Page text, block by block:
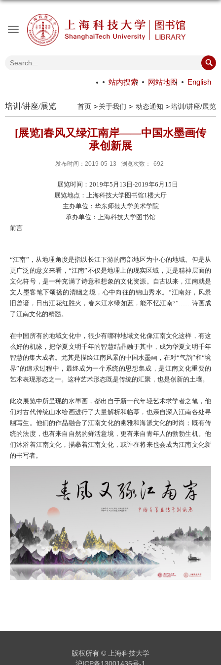
站内搜索 网站地图 English
首页 关于我们 动态通知 培训/讲座/展览
培训/讲座/展览
[展览]春风又绿江南岸——中国水墨画传
承创新展
发布时间：2019-05-13 浏览次数： 692
展览时间： 2019年5 月13 日 -2019年6 月 15 日
展览地点：上海科技大学图书馆1楼大厅
主办单位：华东师范大学美术学院
承办单位：上海科技大学图书馆
前言
“江南”，从地理角度是指以长江下游的南部地区为中心的地域。但是从
更广泛的意义来看，“江南”不仅是地理上的现实区域，更是精神层面的
文化符号，是一种充满了诗意和想象的文化资源。自古以来，江南就是
文人墨客笔下颂扬的清幽之境，心中向往的锦山秀水。“江南好，风景
旧曾谙，日出江花红胜火，春来江水绿如蓝，能不忆江南?”……诗画成
了江南文化的精髓。
在中国所有的地域文化中，很少有哪种地域文化像江南文化这样，有这
么好的机缘，把华夏文明千年的智慧结晶融于其中，成为华夏文明千年
智慧的集大成者。尤其是描绘江南风景的中国水墨画，在对“气韵”和“境
界”的追求过程中，最终成为一个系统的思想集成，是江南文化重要的
艺术表现形态之一。这种艺术形态既是传统的汇聚，也是创新的土壤。
此次展览中所呈现的水墨画，都出自于新一代年轻艺术求学者之笔，他
们对古代传统山水绘画进行了大量解析和临摹，也亲自深入江南各处寻
幽写生。他们的作品融合了江南文化的幽雅和海派文化的时尚；既有传
统的法度，也有来自自然的鲜活意境，更有来自青年人的勃勃生机。他
们沐浴着江南文化，描摹着江南文化，或许在将来也会成为江南文化新
的书写者。
版权所有 © 上海科技大学
沪ICP备13001436号-1